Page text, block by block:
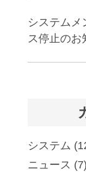
システムメ
ス停止のお
システム
ニュース (7)